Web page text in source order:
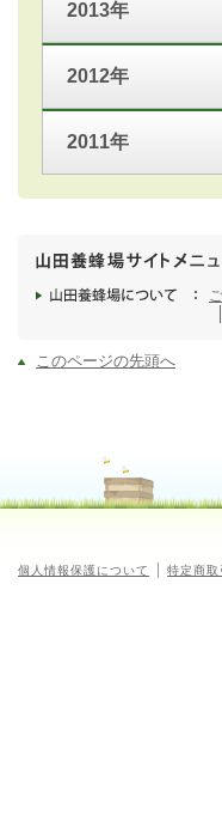
2013年
2012年
2011年
このページの先頭へ
個人情報保護について 特定商